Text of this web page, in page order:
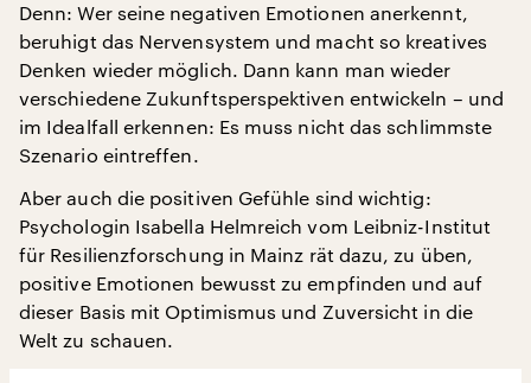
Denn: Wer seine negativen Emotionen anerkennt,
beruhigt das Nervensystem und macht so kreatives
Denken wieder möglich. Dann kann man wieder
verschiedene Zukunftsperspektiven entwickeln – und
im Idealfall erkennen: Es muss nicht das schlimmste
Szenario eintreffen.
Aber auch die positiven Gefühle sind wichtig:
Psychologin Isabella Helmreich vom Leibniz-Institut
für Resilienzforschung in Mainz rät dazu, zu üben,
positive Emotionen bewusst zu empfinden und auf
dieser Basis mit Optimismus und Zuversicht in die
Welt zu schauen.